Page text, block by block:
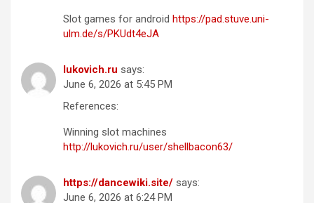
Slot games for android https://pad.stuve.uni-
ulm.de/s/PKUdt4eJA
lukovich.ru says:
June 6, 2026 at 5:45 PM
References:
Winning slot machines
http://lukovich.ru/user/shellbacon63/
https://dancewiki.site/ says:
June 6, 2026 at 6:24 PM